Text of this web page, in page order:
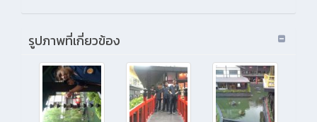
รูปภาพที่เกี่ยวข้อง